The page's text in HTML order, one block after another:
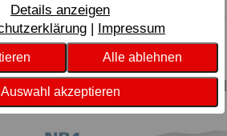
Details anzeigen
Impressum
Alle ablehnen
Auswahl akzeptieren
kauften auch:
Nackenstützkissen dormabell
Cervical NB 4-V